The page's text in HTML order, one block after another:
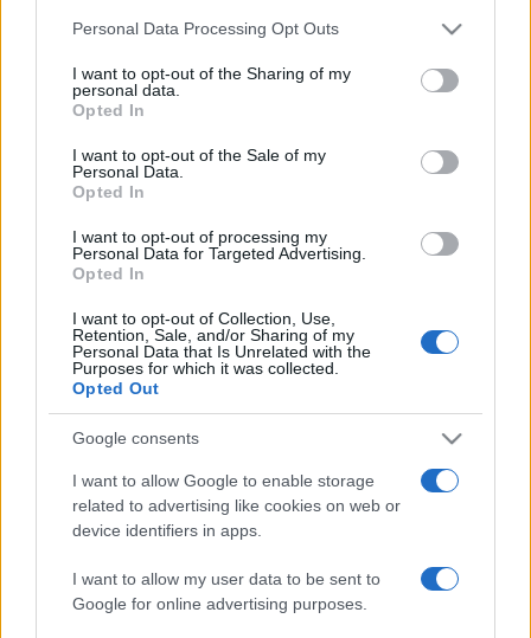
Personal Data Processing Opt Outs
I want to opt-out of the Sharing of my
personal data.
Opted In
I want to opt-out of the Sale of my
Personal Data.
Opted In
I want to opt-out of processing my
Personal Data for Targeted Advertising.
Opted In
I want to opt-out of Collection, Use,
Retention, Sale, and/or Sharing of my
Personal Data that Is Unrelated with the
Purposes for which it was collected.
Opted Out
Google consents
I want to allow Google to enable storage
related to advertising like cookies on web or
device identifiers in apps.
I want to allow my user data to be sent to
Google for online advertising purposes.
nicolaporro.it
Referendum giustizia, perché dire
basta al carcere preventivo
diRedazione